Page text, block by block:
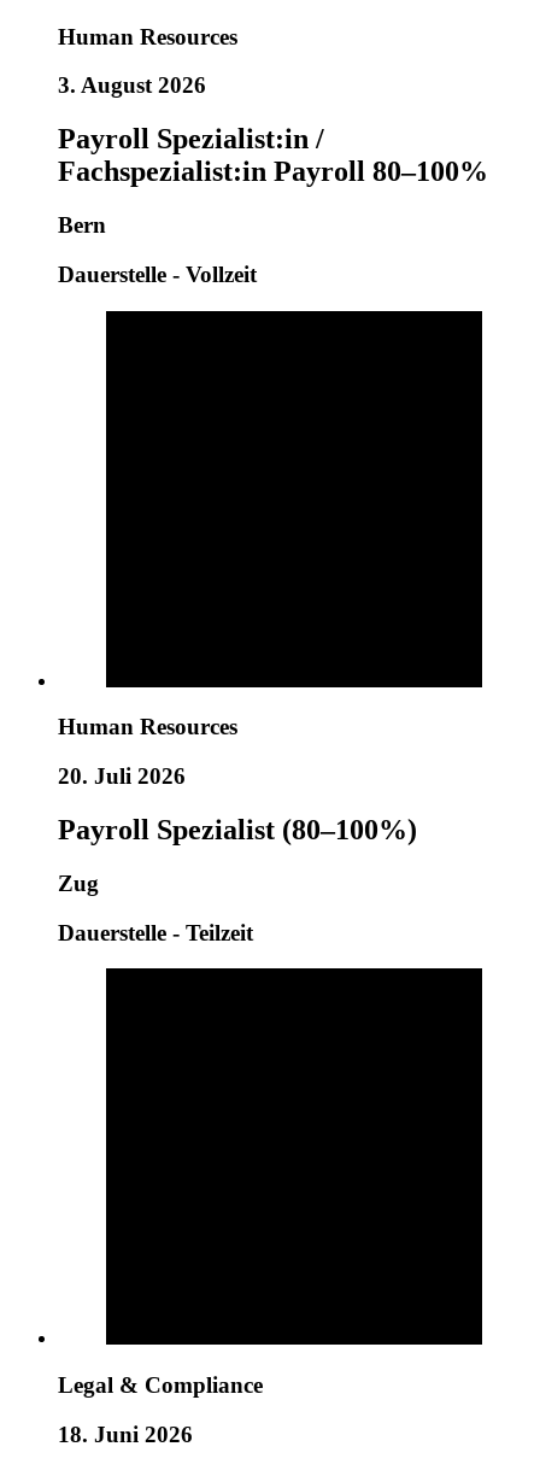
Human Resources
3. August 2026
Payroll Spezialist:in /
Fachspezialist:in Payroll 80–100%
Bern
Dauerstelle - Vollzeit
Human Resources
20. Juli 2026
Payroll Spezialist (80–100%)
Zug
Dauerstelle - Teilzeit
Legal & Compliance
18. Juni 2026